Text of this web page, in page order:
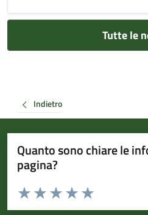
Tutte le
Indietro
Quanto sono chiare le
pagina?
Valuta da 1 a 5 stelle la pagina
Valuta 5 stelle
Valuta 4 stelle su 5
Valuta 3 stelle su 5
Valuta 2 stelle su 5
Valuta 1 stelle su 5